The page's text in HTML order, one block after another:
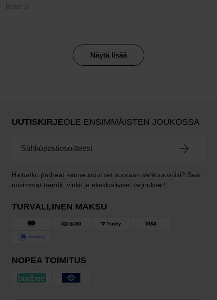
Robar S
Näytä lisää
UUTISKIRJEOLE ENSIMMÄISTEN JOUKOSSA
Haluatko parhaat kauneusuutiset suoraan sähköpostiisi? Saat
uusimmat trendit, vinkit ja eksklusiiviset tarjoukset!
TURVALLINEN MAKSU
NOPEA TOIMITUS